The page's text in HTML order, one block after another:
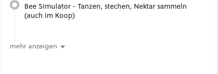
Bee Simulator - Tanzen, stechen, Nektar sammeln
(auch im Koop)
mehr anzeigen